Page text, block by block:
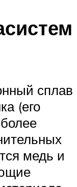
сплав
(его
медь и